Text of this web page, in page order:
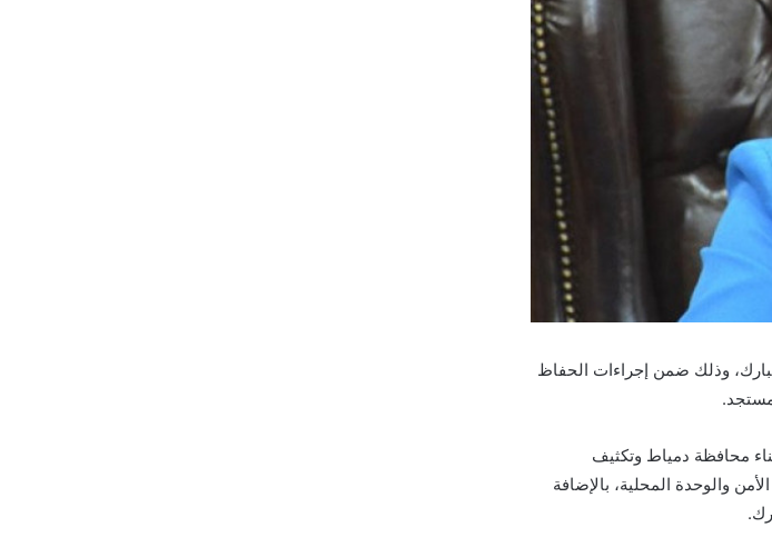
وذلك ضمن إجراءات الحفاظ
محافظة دمياط وتكثيف
والوحدة المحلية، بالإضافة